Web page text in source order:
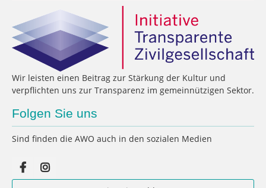
Wir leisten einen Beitrag zur Stärkung der Kultur und
verpflichten uns zur Transparenz im gemeinnützigen Sektor.
Folgen Sie uns
Sind finden die AWO auch in den sozialen Medien